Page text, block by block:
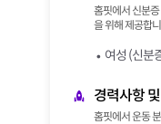
홈핏에서 신분
을 위해 제공합
여성 (신분
경력사항
홈핏에서 운동